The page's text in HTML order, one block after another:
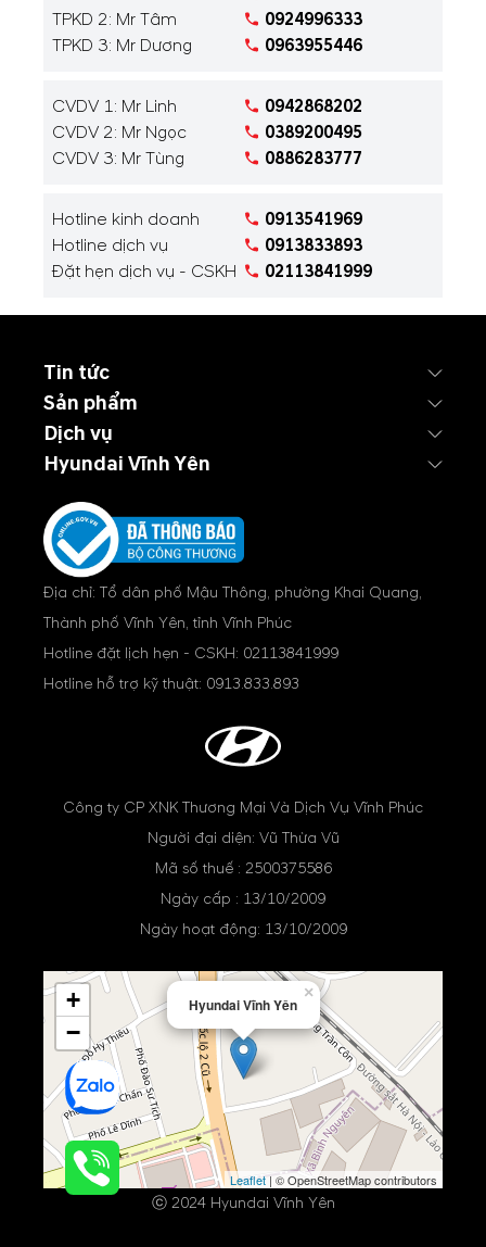
TPKD 2: Mr Tâm
TPKD 3: Mr Dương
0924996333
0963955446
CVDV 1: Mr Linh
CVDV 2: Mr Ngọc
CVDV 3: Mr Tùng
0942868202
0389200495
0886283777
Hotline kinh doanh
Hotline dịch vụ
Đặt hẹn dịch vụ - CSKH
0913541969
0913833893
02113841999
Tin tức
Sản phẩm
Dịch vụ
Hyundai Vĩnh Yên
Địa chỉ: Tổ dân phố Mậu Thông, phường Khai Quang,
Thành phố Vĩnh Yên, tỉnh Vĩnh Phúc
Hotline đặt lịch hẹn - CSKH: 02113841999
Hotline hỗ trợ kỹ thuật: 0913.833.893
Công ty CP XNK Thương Mại Và Dịch Vụ Vĩnh Phúc
Người đại diện: Vũ Thừa Vũ
Mã số thuế : 2500375586
Ngày cấp : 13/10/2009
Ngày hoạt động: 13/10/2009
Hyundai Vĩnh Yên
×
+
−
Leaflet| © OpenStreetMap contributors
ⓒ 2024 Hyundai Vĩnh Yên